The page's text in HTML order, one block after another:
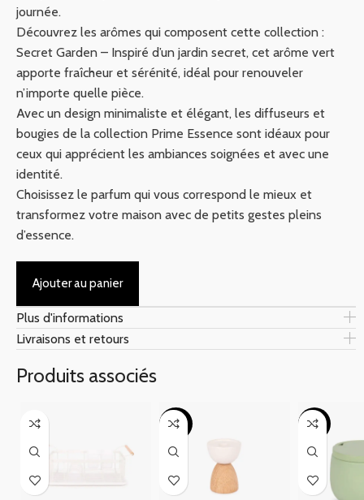
journée.
Découvrez les arômes qui composent cette collection :
Secret Garden – Inspiré d’un jardin secret, cet arôme vert
apporte fraîcheur et sérénité, idéal pour renouveler
n’importe quelle pièce.
Avec un design minimaliste et élégant, les diffuseurs et
bougies de la collection Prime Essence sont idéaux pour
ceux qui apprécient les ambiances soignées et avec une
identité.
Choisissez le parfum qui vous correspond le mieux et
transformez votre maison avec de petits gestes pleins
d’essence.
Ajouter au panier
Plus d'informations
Livraisons et retours
Produits associés
-20% -17%